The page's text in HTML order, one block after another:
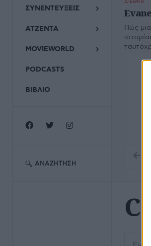
ΣΥΝΕΝΤΕΥΞΕΙΣ
ΑΤΖΕΝΤΑ
MOVIEWORLD
PODCASTS
ΒΙΒΛΙΟ
ΑΝΑΖΉΤΗΣΗ
ΔΙΕΘΝΗ
Πώς